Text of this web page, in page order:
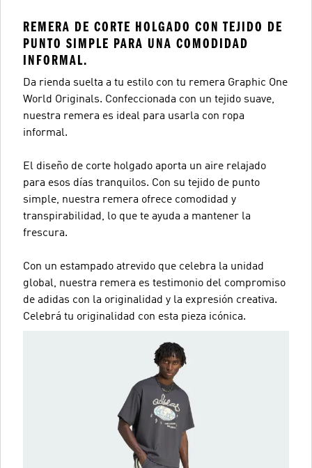
REMERA DE CORTE HOLGADO CON TEJIDO DE
PUNTO SIMPLE PARA UNA COMODIDAD
INFORMAL.
Da rienda suelta a tu estilo con tu remera Graphic One
World Originals. Confeccionada con un tejido suave,
nuestra remera es ideal para usarla con ropa
informal.
El diseño de corte holgado aporta un aire relajado
para esos días tranquilos. Con su tejido de punto
simple, nuestra remera ofrece comodidad y
transpirabilidad, lo que te ayuda a mantener la
frescura.
Con un estampado atrevido que celebra la unidad
global, nuestra remera es testimonio del compromiso
de adidas con la originalidad y la expresión creativa.
Celebrá tu originalidad con esta pieza icónica.